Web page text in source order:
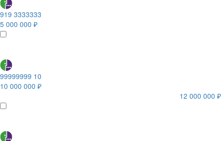
919 3333333
5 000 000 ₽
99999999 10
10 000 000 ₽
12 000 000 ₽